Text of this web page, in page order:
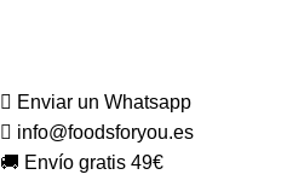
Enviar un Whatsapp
info@foodsforyou.es
🚚 Envío gratis 49€